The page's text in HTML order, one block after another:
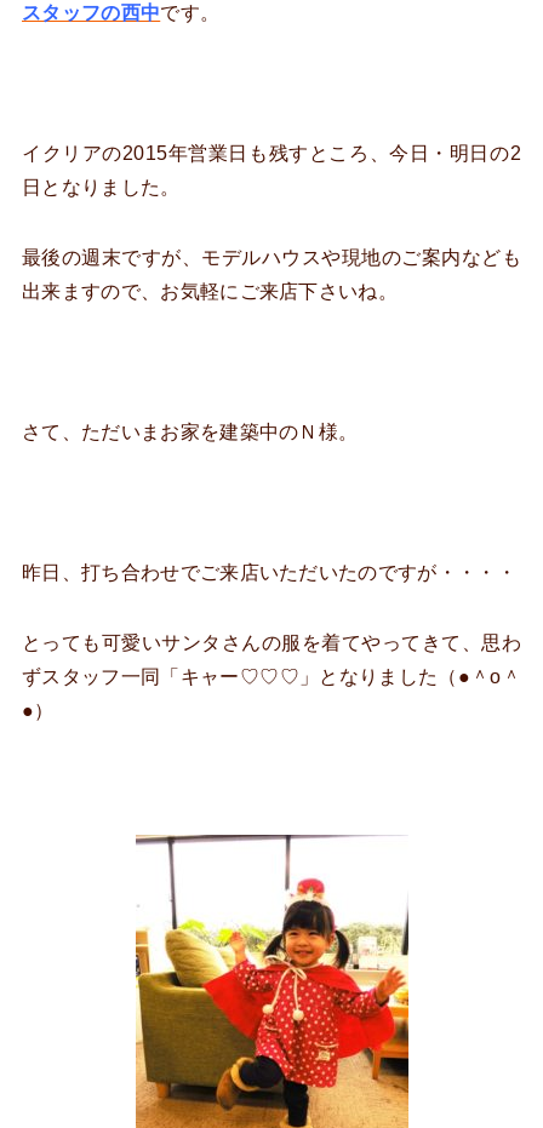
スタッフの西中です。
イクリアの2015年営業日も残すところ、今日・明日の2
日となりました。
最後の週末ですが、モデルハウスや現地のご案内なども
出来ますので、お気軽にご来店下さいね。
さて、ただいまお家を建築中のＮ様。
昨日、打ち合わせでご来店いただいたのですが・・・・
とっても可愛いサンタさんの服を着てやってきて、思わ
ずスタッフ一同「キャー♡♡♡」となりました（●＾o＾
●）